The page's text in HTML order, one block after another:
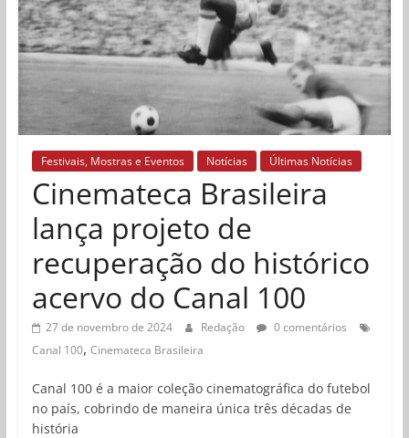
Festivais, Mostras e Eventos Notícias Últimas Notícias
Cinemateca Brasileira
lança projeto de
recuperação do histórico
acervo do Canal 100
27 de novembro de 2024 Redação
0 comentários
Canal 100, Cinemateca Brasileira
Canal 100 é a maior coleção cinematográfica do futebol
no país, cobrindo de maneira única três décadas de
história